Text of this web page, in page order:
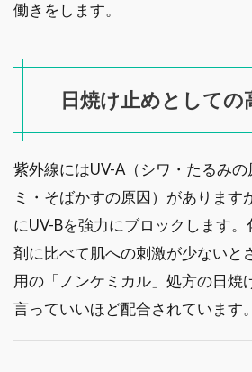
働きをします。
日焼け止めとしての
紫外線にはUV-A（シワ・たるみの
ミ・そばかすの原因）があります
にUV-Bを強力にブロックします
剤に比べて肌への刺激が少ないと
用の「ノンケミカル」処方の日焼
言っていいほど配合されています。